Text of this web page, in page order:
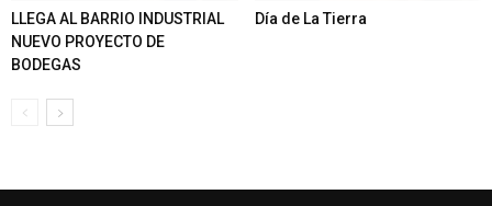
LLEGA AL BARRIO INDUSTRIAL
NUEVO PROYECTO DE
BODEGAS
Día de La Tierra